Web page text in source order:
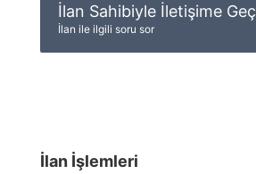
İlan Sahibiyle İletişime Geç
İlan ile ilgili soru sor
İlan İşlemleri